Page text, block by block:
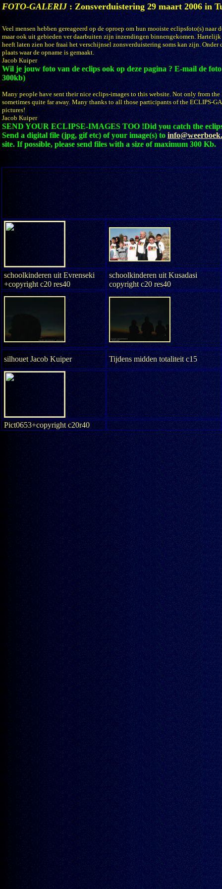
FOTO-GALERIJ: Zonsverduistering 29 maart 2006 in
Veel mensen hebben gereageerd op de oproep om hun mooiste eclipsfoto(s)
maar ook uit gebieden ver daarbuiten zijn inzendingen binnengekomen.
heeft laten zien hoe fraai het verschijnsel zonsverduistering soms kan zijn. Onder
plaats waar de opname is gemaakt.
Jacob Kuiper
Wil je jouw foto van de eclips ook op deze pagina ? E-mail de
300kb)
Many people have sent their nice eclips-images to this website. Not only from
sometimes quite far away. Many thanks to all those participants of the ECLIPS-
pictures!
Jacob Kuiper
SEND YOUR ECLIPSE-IMAGES TOO !Did you catch the
Send a digital file (jpg, gif etc) of your image(s) to
site. If possible, please send files with a size of maximum 300 Kb.
schoolkinderen uit Evrenseki
+copyright c20 res40
schoolkinderen uit Kusadasi
copyright c20 res40
silhouet Jacob Kuiper Tijdens midden totaliteit c15
Pict0653+copyright c20r40